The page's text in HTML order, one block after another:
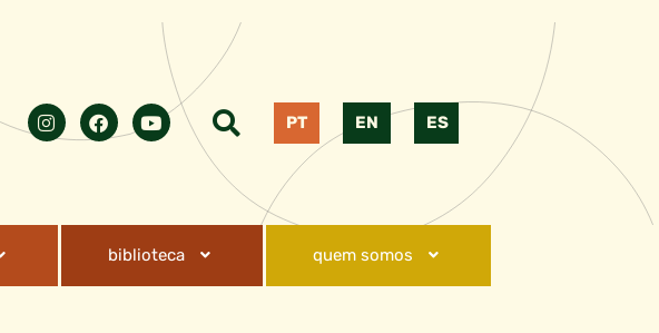
PT EN ES
biblioteca quem somos